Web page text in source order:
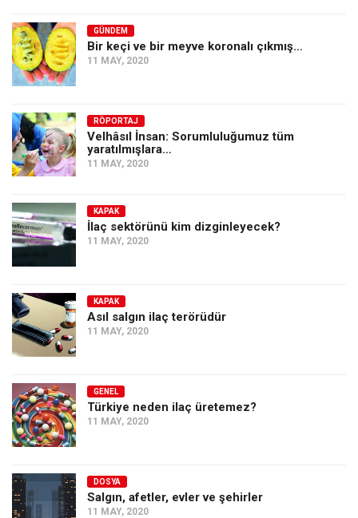
GÜNDEM
Bir keçi ve bir meyve koronalı çıkmış…
11 MAY, 2020
RÖPORTAJ
Velhâsıl İnsan: Sorumluluğumuz tüm
yaratılmışlara…
11 MAY, 2020
KAPAK
İlaç sektörünü kim dizginleyecek?
11 MAY, 2020
KAPAK
Asıl salgın ilaç terörüdür
11 MAY, 2020
GENEL
Türkiye neden ilaç üretemez?
11 MAY, 2020
DOSYA
Salgın, afetler, evler ve şehirler
11 MAY, 2020